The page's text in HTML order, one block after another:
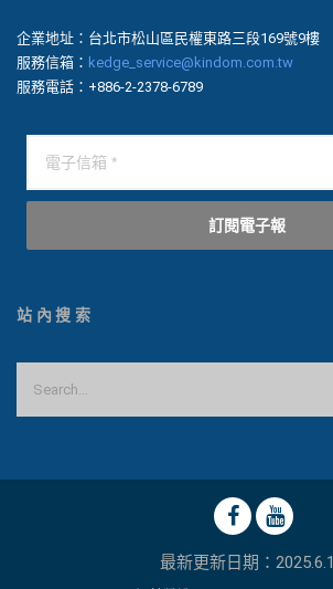
企業地址：台北市松山區民權東路三段169號9樓
服務信箱： kedge_service@kindom.com.tw
服務電話：+886-2-2378-6789
訂閱電子報
站內搜索
最新更新日期：2025.6.1